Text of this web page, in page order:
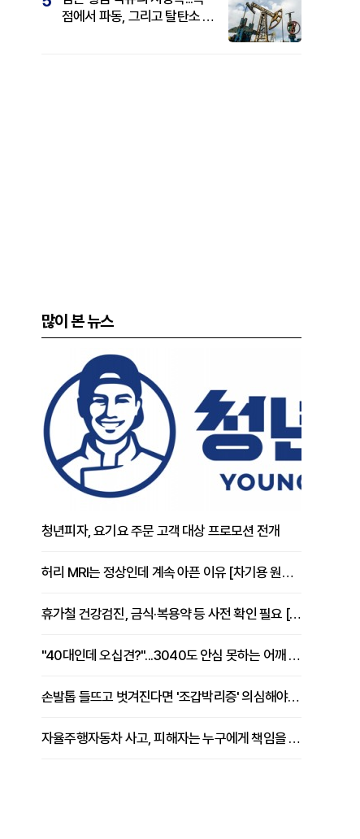
점에서 파동, 그리고 탈탄소 패
많이 본 뉴스
청년피자, 요기요 주문 고객 대상 프로모션 전개
허리 MRI는 정상인데 계속 아픈 이유 [차기용 원장 칼럼]
휴가철 건강검진, 금식·복용약 등 사전 확인 필요 [정도감 원장 칼럼]
"40대인데 오십견?"...3040도 안심 못하는 어깨 유착성 관절낭염
손발톱 들뜨고 벗겨진다면 '조갑박리증' 의심해야 [김철윤 원장 칼럼]
자율주행자동차 사고, 피해자는 누구에게 책임을 물을 수 있을까